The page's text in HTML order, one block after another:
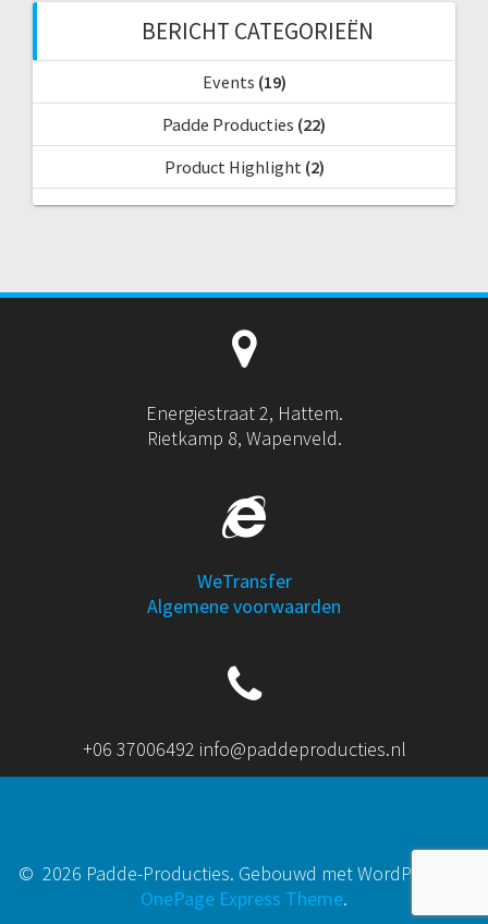
BERICHT CATEGORIEËN
Events (19)
Padde Producties (22)
Product Highlight(2)
Energiestraat 2, Hattem.
Rietkamp 8, Wapenveld.
WeTransfer
Algemene voorwaarden
+06 37006492 info@paddeproducties.nl
© 2026 Padde-Producties. Gebouwd met WordPress en
OnePage Express Theme.